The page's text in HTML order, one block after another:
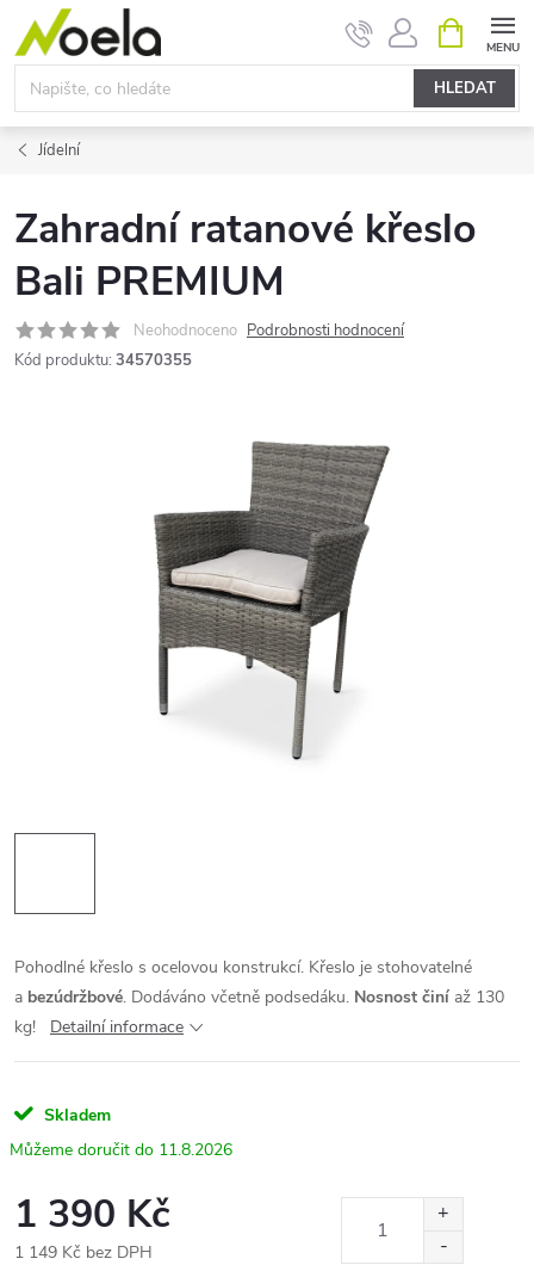
Přejít
obsah
HLEDAT
NÁKUPNÍ
KOŠÍK
Jídelní
Zahradní ratanové křeslo
Bali PREMIUM
Neohodnoceno Podrobnosti hodnocení
Kód produktu: 34570355
Pohodlné křeslo s ocelovou konstrukcí. Křeslo je stohovatelné
a bezúdržbové. Dodáváno včetně podsedáku. Nosnost činí až 130
kg!
Detailní informace
Skladem
11.8.2026
1 390 Kč
1 149 Kč bez DPH